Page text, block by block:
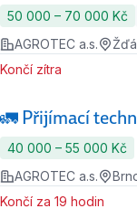
50 000 ‍–‍ 70 000 Kč
AGROTEC a.s.
🚛 Přijímací
Končí zítra
40 000 ‍–‍ 55 000 Kč
AGROTEC a.s.
Končí za 19 hodin